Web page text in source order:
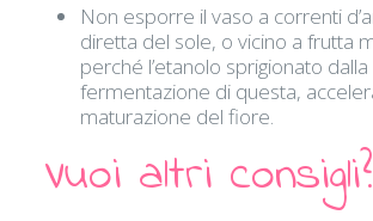
Non esporre il vaso a correnti
diretta del sole, o vicino a frutta
perché l’etanolo sprigionato dalla
fermentazione di questa,
maturazione del fiore.
Vuoi altri consigli?